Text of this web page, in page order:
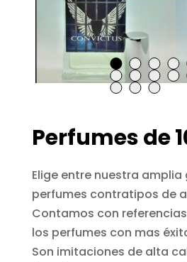
Perfumes de
Elige entre nuestra
perfumes contratipos de
Contamos con
los perfumes con mas
Son imitaciones de alta